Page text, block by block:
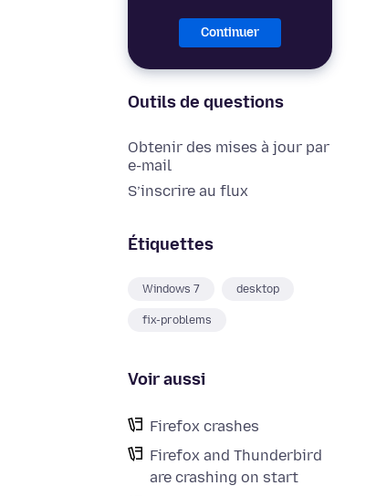
Continuer
Outils de questions
Obtenir des mises à jour par
e-mail
S’inscrire au flux
Étiquettes
Windows 7 desktop
fix-problems
Voir aussi
Firefox crashes
Firefox and Thunderbird
are crashing on start